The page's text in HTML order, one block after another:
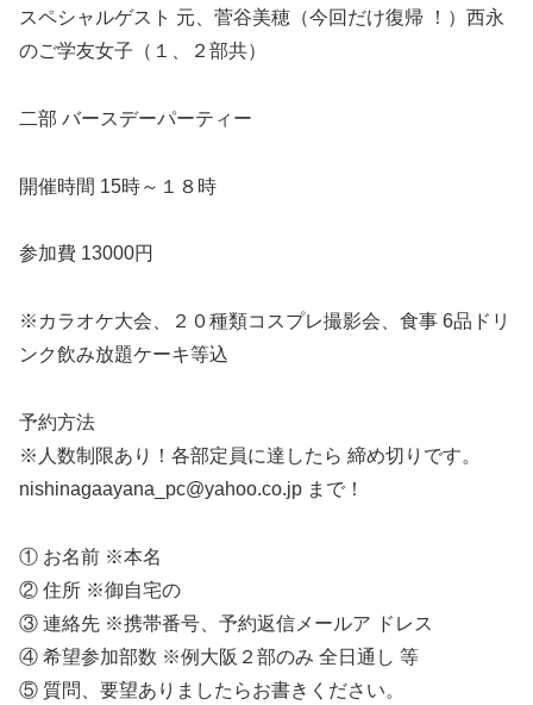
スペシャルゲスト 元、菅谷美穂（今回だけ復帰 ！）西永
のご学友女子（１、２部共）
二部 バースデーパーティー
開催時間 15時～１８時
参加費 13000円
※カラオケ大会、２０種類コスプレ撮影会、食事 6品ドリ
ンク飲み放題ケーキ等込
予約方法
※人数制限あり！各部定員に達したら 締め切りです。
nishinagaayana_pc@yahoo.co.jp まで！
① お名前 ※本名
② 住所 ※御自宅の
③ 連絡先 ※携帯番号、予約返信メールア ドレス
④ 希望参加部数 ※例大阪２部のみ 全日通し 等
⑤ 質問、要望ありましたらお書きください。